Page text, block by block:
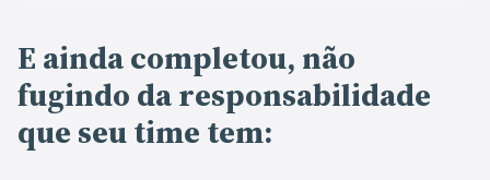
E ainda completou, não
fugindo da responsabilidade
que seu time tem: